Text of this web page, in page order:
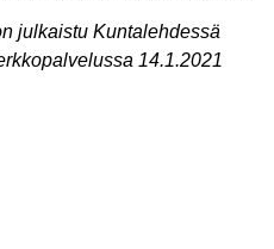
julkaistu Kuntalehdessä
14.1.2021